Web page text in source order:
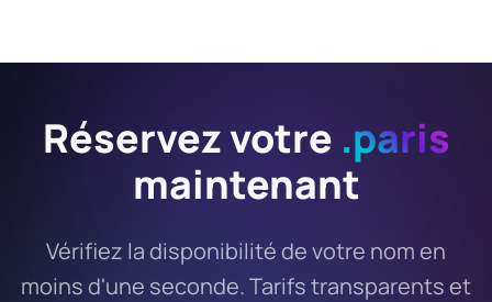
Réservez votre .paris
maintenant
Vérifiez la disponibilité de votre nom en
moins d'une seconde. Tarifs transparents et